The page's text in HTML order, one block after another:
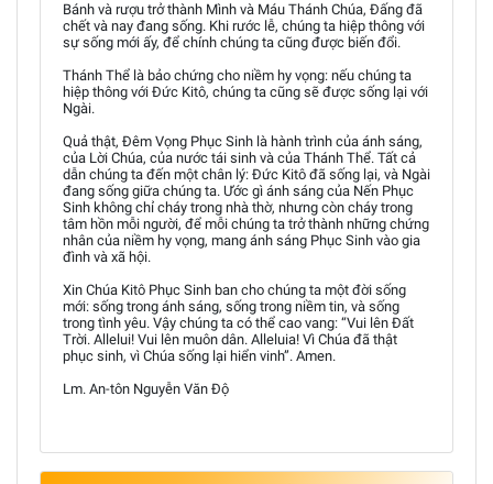
Bánh và rượu trở thành Mình và Máu Thánh Chúa, Đấng đã
chết và nay đang sống. Khi rước lễ, chúng ta hiệp thông với
sự sống mới ấy, để chính chúng ta cũng được biến đổi.
Thánh Thể là bảo chứng cho niềm hy vọng: nếu chúng ta
hiệp thông với Đức Kitô, chúng ta cũng sẽ được sống lại với
Ngài.
Quả thật, Đêm Vọng Phục Sinh là hành trình của ánh sáng,
của Lời Chúa, của nước tái sinh và của Thánh Thể. Tất cả
dẫn chúng ta đến một chân lý: Đức Kitô đã sống lại, và Ngài
đang sống giữa chúng ta. Ước gì ánh sáng của Nến Phục
Sinh không chỉ cháy trong nhà thờ, nhưng còn cháy trong
tâm hồn mỗi người, để mỗi chúng ta trở thành những chứng
nhân của niềm hy vọng, mang ánh sáng Phục Sinh vào gia
đình và xã hội.
Xin Chúa Kitô Phục Sinh ban cho chúng ta một đời sống
mới: sống trong ánh sáng, sống trong niềm tin, và sống
trong tình yêu. Vậy chúng ta có thể cao vang: “Vui lên Đất
Trời. Allelui! Vui lên muôn dân. Alleluia! Vì Chúa đã thật
phục sinh, vì Chúa sống lại hiển vinh”. Amen.
Lm. An-tôn Nguyễn Văn Độ